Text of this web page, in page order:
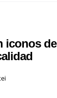
iconos de